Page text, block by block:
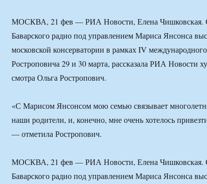
МОСКВА, 21 фев — РИА Новости, Елена Чишковская.
Баварского радио под управлением Мариса Янсонса
московской консерватории в рамках IV
Ростроповича 29 и 30 марта, рассказала РИА Новости
смотра Ольга Ростропович.
«С Марисом Янсонсом мою семью связывает
наши родители, и, конечно, мне очень хотелось
— отметила Ростропович.
МОСКВА, 21 фев — РИА Новости, Елена Чишковская.
Баварского радио под управлением Мариса Янсонса